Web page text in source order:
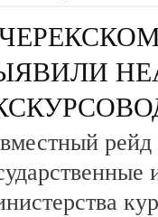
рейд